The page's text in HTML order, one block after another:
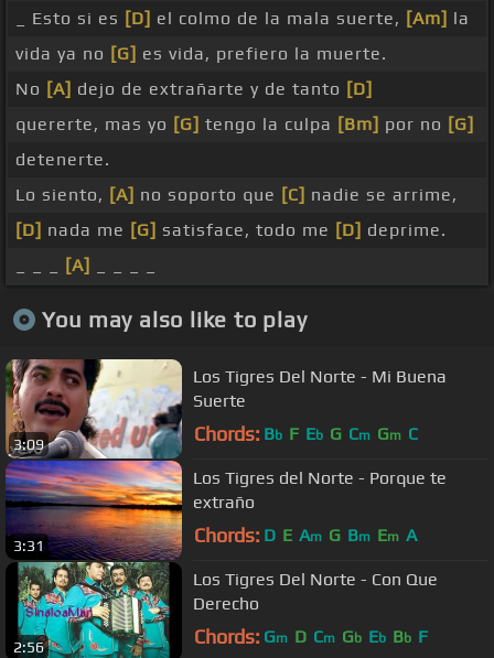
_ Esto si es [D] el colmo de la mala suerte, [Am] la
vida ya no [G] es vida, prefiero la muerte.
No [A] dejo de extrañarte y de tanto [D]
quererte, mas yo [G] tengo la culpa [Bm] por no [G]
detenerte.
Lo siento, [A] no soporto que [C] nadie se arrime,
[D] nada me [G] satisface, todo me [D] deprime.
[A]
You may also like to play
3:09
Los Tigres Del Norte - Mi Buena
Suerte
Chords: Bb F Eb G Cm Gm C
3:31
Los Tigres del Norte - Porque te
extraño
Chords: D E Am G Bm Em A
2:56
Los Tigres Del Norte - Con Que
Derecho
Chords: Gm D Cm Gb Eb Bb F